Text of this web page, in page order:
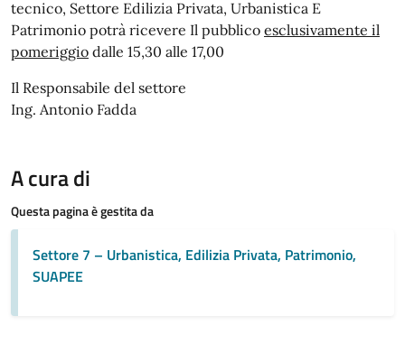
tecnico, Settore Edilizia Privata, Urbanistica E
Patrimonio potrà ricevere Il pubblico esclusivamente il
pomeriggio dalle 15,30 alle 17,00
Il Responsabile del settore
Ing. Antonio Fadda
A cura di
Questa pagina è gestita da
Settore 7 – Urbanistica, Edilizia Privata, Patrimonio,
SUAPEE